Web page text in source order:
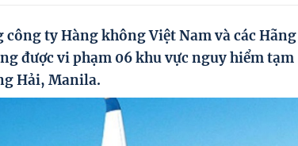
ty Hàng không Việt Nam và các Hãng
được vi phạm 06 khu vực nguy hiểm tạm
Hải, Manila.